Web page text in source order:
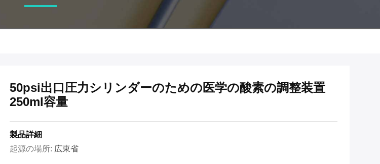
50psi出口圧力シリンダーのための医学の酸素の調整装置
250ml容量
製品詳細
起源の場所: 広東省